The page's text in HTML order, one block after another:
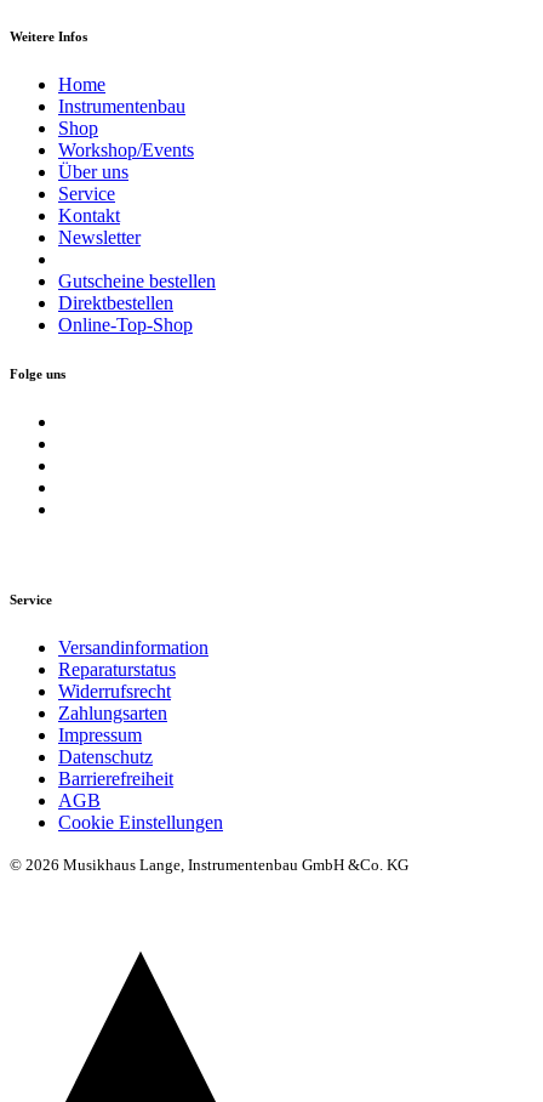
Weitere Infos
Home
Instrumentenbau
Shop
Workshop/Events
Über uns
Service
Kontakt
Newsletter
Gutscheine bestellen
Direktbestellen
Online-Top-Shop
Folge uns
Service
Versandinformation
Reparaturstatus
Widerrufsrecht
Zahlungsarten
Impressum
Datenschutz
Barrierefreiheit
AGB
Cookie Einstellungen
© 2026 Musikhaus Lange, Instrumentenbau GmbH &Co. KG